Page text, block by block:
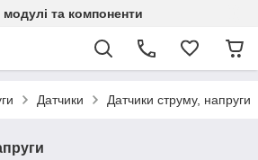
та компоненти
Датчики Датчики струму, напруги